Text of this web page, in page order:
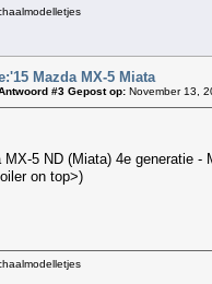
Mazda MX-5 Miata
#3 Gepost op: November 13,
MX-5 ND (Miata) 4e generatie
on top>)